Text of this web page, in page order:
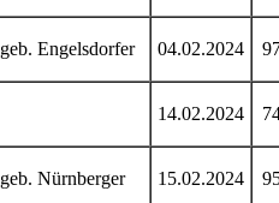
geb. Engelsdorfer 04.02.2024
14.02.2024
geb. Nürnberger 15.02.2024